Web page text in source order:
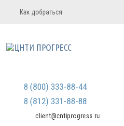
Регистрация
Мы не передаем ваши данные
третьим лицам и не рассылаем
Вход в систему
Как добраться:
8 (800) 333-88-44
8 (812) 331-88-88
client@cntiprogress.ru